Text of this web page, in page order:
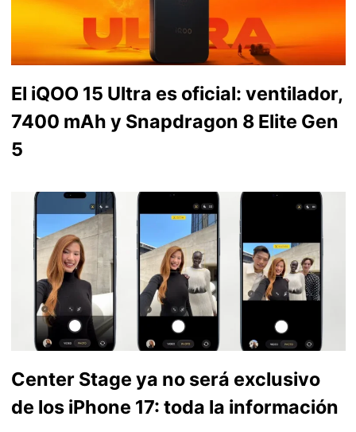
El iQOO 15 Ultra es oficial: ventilador,
7400 mAh y Snapdragon 8 Elite Gen
5
Center Stage ya no será exclusivo
de los iPhone 17: toda la información